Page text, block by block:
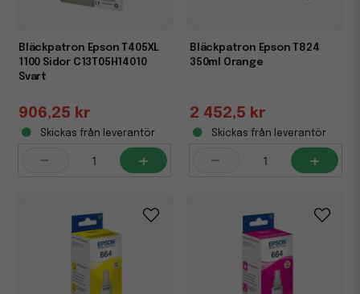
Bläckpatron Epson T405XL
1100 Sidor C13T05H14010
Svart
906,25 kr
Skickas från leverantör
- +
Bläckpatron Epson T824
350ml Orange
2 452,5 kr
Skickas från leverantör
- +